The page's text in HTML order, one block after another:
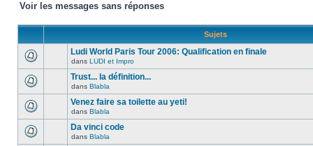
Voir les messages sans réponses
Sujets
Ludi World Paris Tour 2006: Qualification en finale
dans LUDI et Impro
Trust... la définition...
dans Blabla
Venez faire sa toilette au yeti!
dans Blabla
Da vinci code
dans Blabla